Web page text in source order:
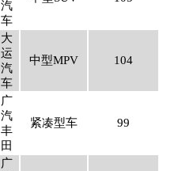
汽
车
大
运
汽
车
中型MPV 104
广
汽
丰
田
紧凑型车 99
广